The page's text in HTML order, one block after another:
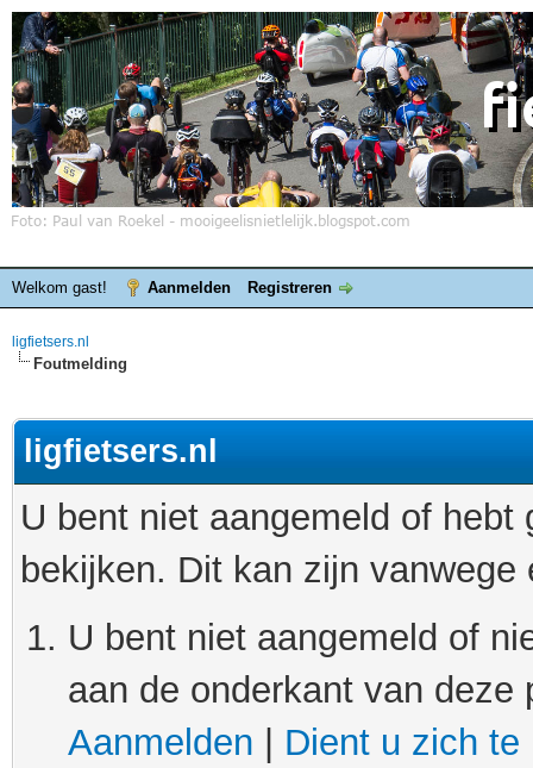
Welkom gast! Aanmelden Registreren
ligfietsers.nl
Foutmelding
ligfietsers.nl
U bent niet aangemeld of
bekijken. Dit kan zijn
U bent niet aangemeld of
aan de onderkant van
Aanmelden
Dient u zich te